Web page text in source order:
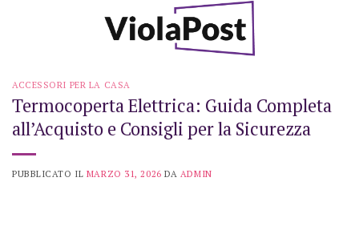
ACCESSORI PER LA CASA
Termocoperta Elettrica: Guida Completa
all’Acquisto e Consigli per la Sicurezza
PUBBLICATO IL MARZO 31, 2026 DA ADMIN